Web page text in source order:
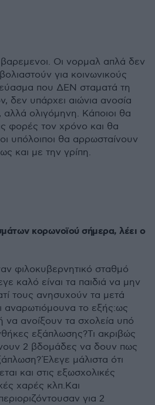
Οι νορμαλ απλά δεν
για κοινωνικούς
που ΔΕΝ σταματά τη
δεν υπάρχει αιώνια ανοσία
ολιγόμηνη. Κάποιοι θα
φορές τον χρόνο και θα
υπόλοιποι θα αρρωσταίνουν
και με την γρίπη.
κορωνοϊού σήμερα, λέει ο
φιλοκυβερνητικό σταθμό
καλό είναι τα παιδιά να μην
τους ανησυχούν τα μετά
αναρωτιόμουνα το εξής:ως
να ανοίξουν τα σχολεία υπό
εξάπλωσης?Τι ακριβώς
2 βδομάδες να δουν πως
μάλιστα ότι
και στις εξωσχολικές
χαρές κλπ.Και
για 2